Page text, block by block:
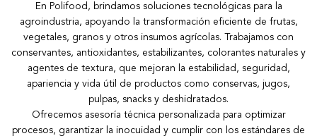
En Polifood, brindamos soluciones tecnológicas para la
agroindustria, apoyando la transformación eficiente de frutas,
vegetales, granos y otros insumos agrícolas. Trabajamos con
conservantes, antioxidantes, estabilizantes, colorantes naturales y
agentes de textura, que mejoran la estabilidad, seguridad,
apariencia y vida útil de productos como conservas, jugos,
pulpas, snacks y deshidratados.
Ofrecemos asesoría técnica personalizada para optimizar
procesos, garantizar la inocuidad y cumplir con los estándares de